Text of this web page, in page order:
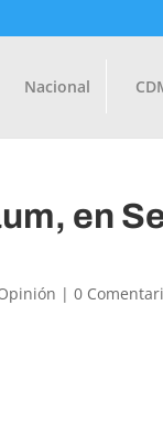
Nacional
en
|0